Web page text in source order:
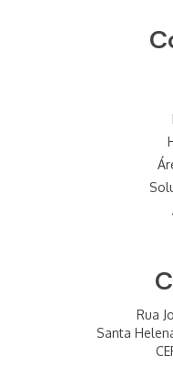
Rua
Santa